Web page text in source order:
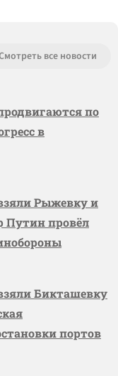
все новости
по
в
Рыжевку и
Путин провёл
Бикташевку
портов